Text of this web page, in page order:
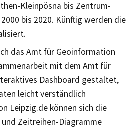
Kleinpösna bis Zentrum-
bis 2020. Künftig werden die
das Amt für Geoinformation
mit dem Amt für
Dashboard gestaltet,
leicht verständlich
Leipzig.de können sich die
Zeitreihen-Diagramme